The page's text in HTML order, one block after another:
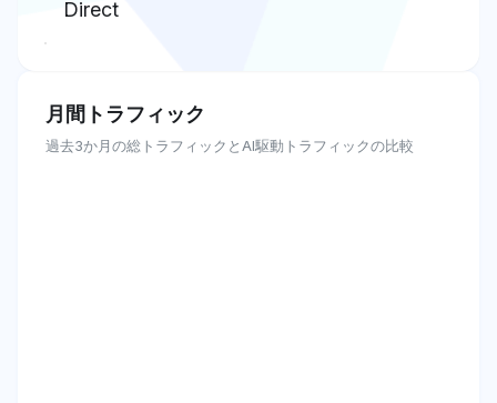
Direct
月間トラフィック
過去3か月の総トラフィックとAI駆動トラフィックの比較